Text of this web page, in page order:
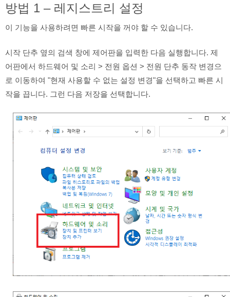
방법 1 – 레지스트리 설정
이 기능을 사용하려면 빠른 시작을 꺼야 할 수 있습니다.
시작 단추 옆의 검색 창에 제어판을 입력한 다음 실행합니다. 제
어판에서 하드웨어 및 소리 > 전원 옵션 > 전원 단추 동작 변경으
로 이동하여 "현재 사용할 수 없는 설정 변경"을 선택하고 빠른 시
작을 끕니다. 그런 다음 저장을 선택합니다.